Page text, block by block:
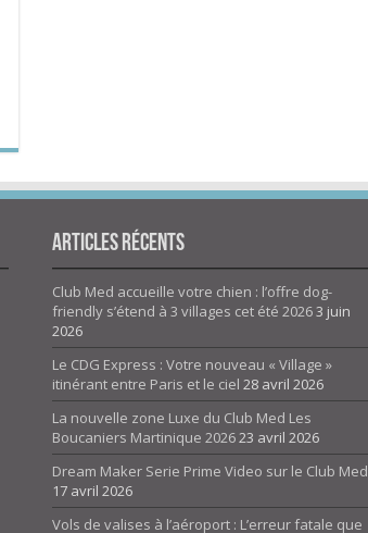
Articles Récents
Club Med accueille votre chien : l’offre dog-
friendly s’étend à 3 villages cet été 20263 juin
2026
Le CDG Express : Votre nouveau « Village »
itinérant entre Paris et le ciel 28 avril 2026
La nouvelle zone Luxe du Club Med Les
Boucaniers Martinique 202623 avril 2026
Dream Maker Serie Prime Video sur le Club Med
17 avril 2026
Vols de valises à l’aéroport : L’erreur fatale que